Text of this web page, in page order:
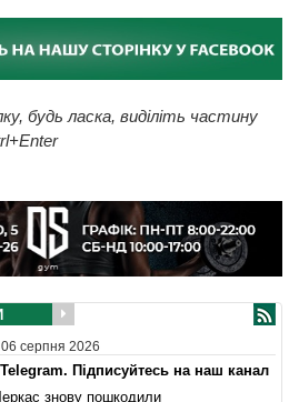
будь ласка, виділіть частину
06 серпня 2026
Підписуйтесь на наш канал
знову пошкодили